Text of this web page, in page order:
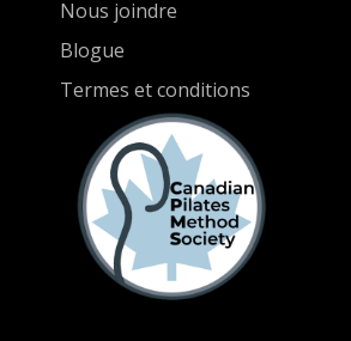
Nous joindre
Blogue
Termes et conditions